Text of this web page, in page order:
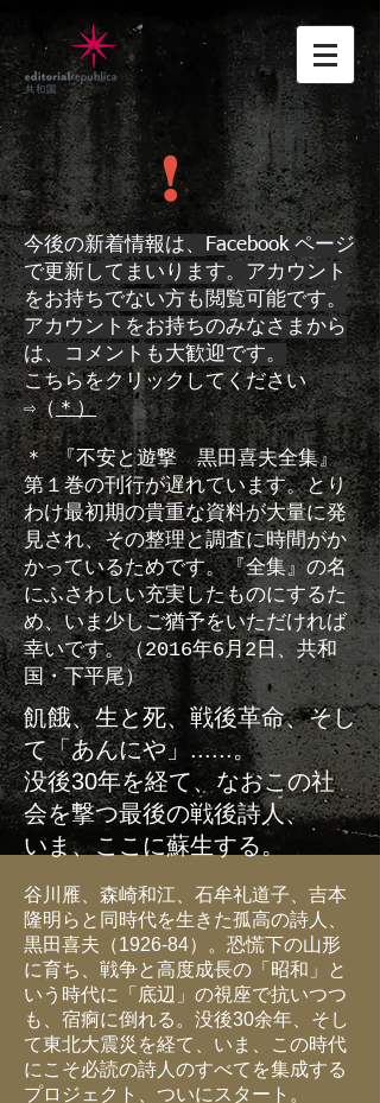
!
今後の新着情報は、 Facebook ページ
で更新してまいります。アカウント
をお持ちでない方も閲覧可能です。
アカウントをお持ちのみなさまから
は、コメントも大歓迎です。
こちらをクリックしてください
⇨（＊）
＊ 『不安と遊撃 黒田喜夫全集』
第１巻の刊行が遅れています。とり
わけ最初期の貴重な資料が大量に発
見され、その整理と調査に時間がか
かっているためです。『全集』の名
にふさわしい充実したものにするた
め、いま少しご猶予をいただければ
幸いです。（2016年6月2日、共和
国・下平尾）
飢餓、生と死、戦後革命、そし
て「あんにや」......。
没後30年を経て、なおこの社
会を撃つ最後の戦後詩人、
いま、ここに蘇生する。
谷川雁、森崎和江、石牟礼道子、吉本
隆明らと同時代を生きた孤高の詩人、
黒田喜夫（1926-84）。恐慌下の山形
に育ち、戦争と高度成長の「昭和」と
いう時代に「底辺」の視座で抗いつつ
も、宿痾に倒れる。没後30余年、そし
て東北大震災を経て、いま、この時代
にこそ必読の詩人のすべてを集成する
プロジェクト、ついにスタート。